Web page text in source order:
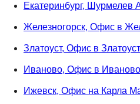
Екатеринбург, Шурмелев
Железногорск, Офис в
Златоуст, Офис в
Иваново, Офис в Иваново
Ижевск, Офис на Карла